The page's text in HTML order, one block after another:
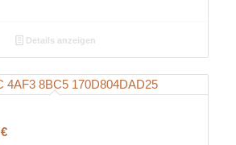
Details anzeigen
€